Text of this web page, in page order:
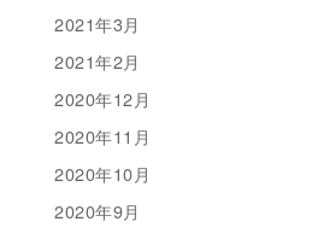
2021年3月
2021年2月
2020年12月
2020年11月
2020年10月
2020年9月